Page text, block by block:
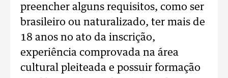
preencher alguns requisitos, como ser
brasileiro ou naturalizado, ter mais de
18 anos no ato da inscrição,
experiência comprovada na área
cultural pleiteada e possuir formação